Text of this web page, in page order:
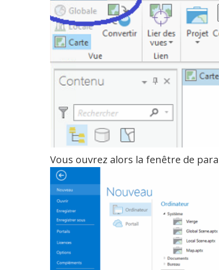
Vous ouvrez alors la fenêtre de